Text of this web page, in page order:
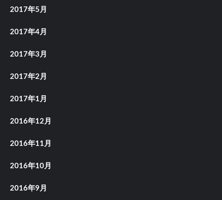
2017年5月
2017年4月
2017年3月
2017年2月
2017年1月
2016年12月
2016年11月
2016年10月
2016年9月